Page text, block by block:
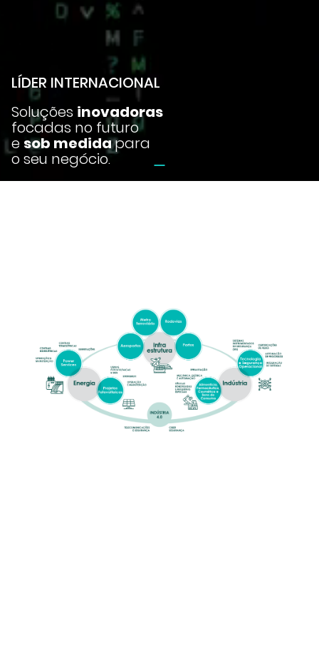
LÍDER INTERNACIONAL
Soluções inovadoras
focadas no futuro
e sob medidapara
o seu negócio.